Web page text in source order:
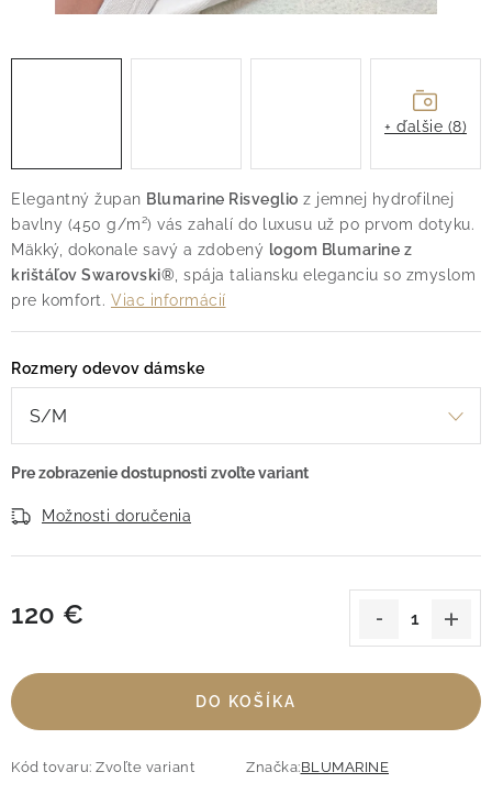
Elegantný župan Blumarine Risveglio z jemnej hydrofilnej
bavlny (450 g/m²) vás zahalí do luxusu už po prvom dotyku.
Mäkký, dokonale savý a zdobený logom Blumarine z
krištáľov Swarovski® , spája taliansku eleganciu so zmyslom
pre komfort. Viac informácií
Rozmery odevov dámske
Možnosti doručenia
120 €
DO KOŠÍKA
Kód tovaru: Zvoľte variant Značka:BLUMARINE
+ ďalšie (8)